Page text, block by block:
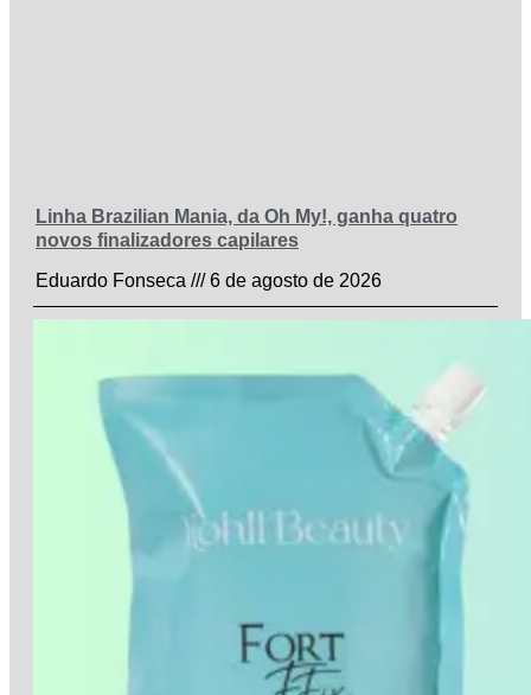
Linha Brazilian Mania, da Oh My!, ganha quatro
novos finalizadores capilares
Eduardo Fonseca
6 de agosto de 2026